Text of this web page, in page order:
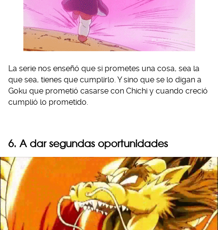
La serie nos enseñó que si prometes una cosa, sea la
que sea, tienes que cumplirlo. Y sino que se lo digan a
Goku que prometió casarse con Chichi y cuando creció
cumplió lo prometido.
6. A dar segundas oportunidades